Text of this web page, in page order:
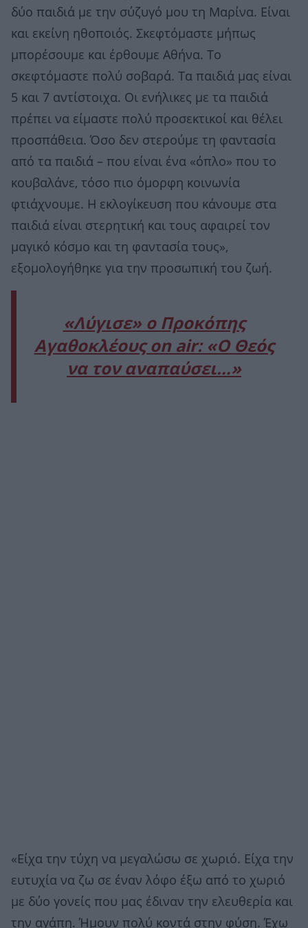
δύο παιδιά με την σύζυγό μου τη Μαρίνα. Είναι
και εκείνη ηθοποιός. Σκεφτόμαστε μήπως
μπορέσουμε και έρθουμε Αθήνα. Το
σκεφτόμαστε πολύ σοβαρά. Τα παιδιά μας είναι
5 και 7 αντίστοιχα. Οι ενήλικες με τα παιδιά
πρέπει να είμαστε πολύ προσεκτικοί και θέλει
προσπάθεια. Όσο δεν στερούμε τη φαντασία
από τα παιδιά – που είναι ένα «όπλο» που το
κουβαλάνε, τόσο πιο όμορφη κοινωνία
φτιάχνουμε. Η εκλογίκευση που κάνουμε στα
παιδιά είναι στερητική και τους αφαιρεί τον
μαγικό κόσμο και τη φαντασία τους»,
εξομολογήθηκε για την προσωπική του ζωή.
«Λύγισε» ο Προκόπης
Αγαθοκλέους on air: «Ο Θεός
να τον αναπαύσει…»
«Είχα την τύχη να μεγαλώσω σε χωριό. Είχα την
ευτυχία να ζω σε έναν λόφο έξω από το χωριό
με δύο γονείς που μας έδιναν την ελευθερία και
την αγάπη. Ήμουν πολύ κοντά στην φύση. Έχω